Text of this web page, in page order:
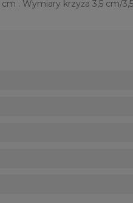
. Wymiary krzyża 3,5 cm/